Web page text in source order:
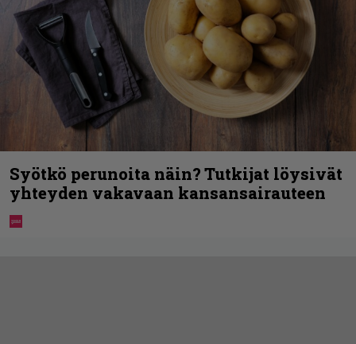
Syötkö perunoita näin? Tutkijat löysivät
yhteyden vakavaan kansansairauteen